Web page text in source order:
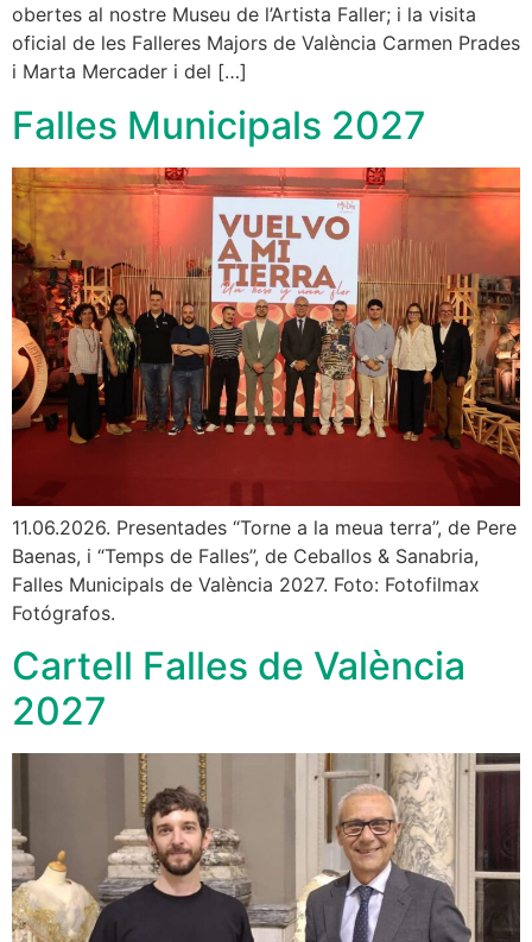
obertes al nostre Museu de l’Artista Faller; i la visita
oficial de les Falleres Majors de València Carmen Prades
i Marta Mercader i del […]
Falles Municipals 2027
11.06.2026. Presentades “Torne a la meua terra”, de Pere
Baenas, i “Temps de Falles”, de Ceballos & Sanabria,
Falles Municipals de València 2027. Foto: Fotofilmax
Fotógrafos.
Cartell Falles de València
2027